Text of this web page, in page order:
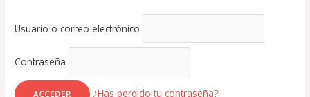
Usuario o correo electrónico
Contraseña
¿Has perdido tu contraseña?